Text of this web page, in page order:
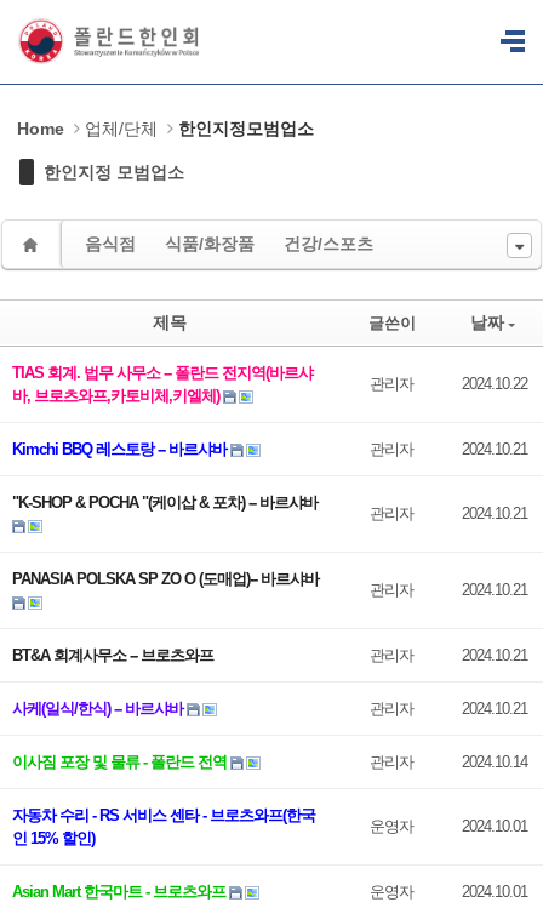
Home 업체/단체 한인지정모범업소
한인지정 모범업소
음식점 식품/화장품 건강/스포츠
제목 글쓴이 날짜
TIAS 회계. 법무 사무소 -- 폴란드 전지역(바르샤
바, 브로츠와프,카토비체,키엘체)
관리자 2024.10.22
Kimchi BBQ 레스토랑 -- 바르샤바 관리자 2024.10.21
"K-SHOP & POCHA "(케이삽 & 포차) -- 바르샤바
관리자 2024.10.21
PANASIA POLSKA SP ZO O (도매업)-- 바르샤바
관리자 2024.10.21
BT&A 회계사무소 -- 브로츠와프 관리자 2024.10.21
사케(일식/한식) -- 바르샤바 관리자 2024.10.21
이사짐 포장 및 물류 - 폴란드 전역 관리자 2024.10.14
자동차 수리 - RS 서비스 센타 - 브로츠와프(한국
인 15% 할인)
운영자 2024.10.01
Asian Mart 한국마트 - 브로츠와프 운영자 2024.10.01